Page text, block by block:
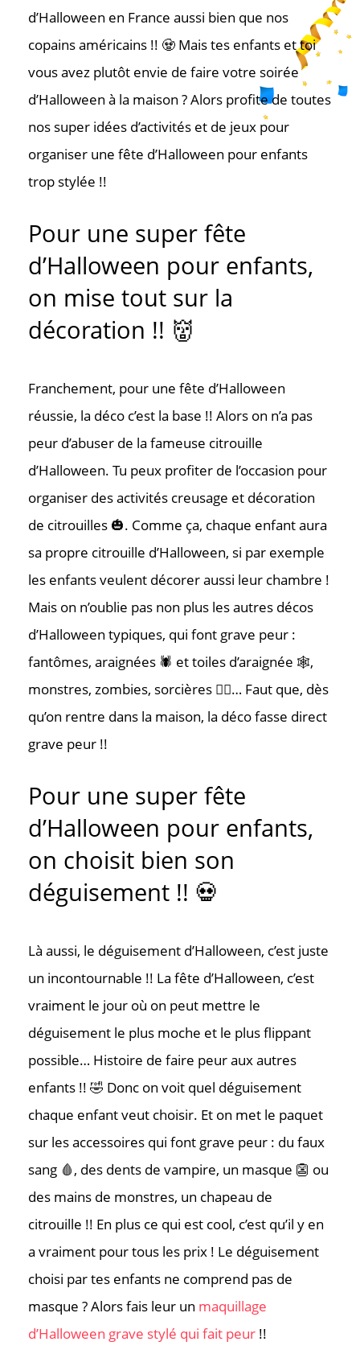
d’Halloween en France aussi bien que nos
copains américains !! 🧟 Mais tes enfants et toi
vous avez plutôt envie de faire votre soirée
d’Halloween à la maison ? Alors profite de toutes
nos super idées d’activités et de jeux pour
organiser une fête d’Halloween pour enfants
trop stylée !!
Pour une super fête
d’Halloween pour enfants,
on mise tout sur la
décoration !! 👹
Franchement, pour une fête d’Halloween
réussie, la déco c’est la base !! Alors on n’a pas
peur d’abuser de la fameuse citrouille
d’Halloween. Tu peux profiter de l’occasion pour
organiser des activités creusage et décoration
de citrouilles 🎃. Comme ça, chaque enfant aura
sa propre citrouille d’Halloween, si par exemple
les enfants veulent décorer aussi leur chambre !
Mais on n’oublie pas non plus les autres décos
d’Halloween typiques, qui font grave peur :
fantômes, araignées 🕷️ et toiles d’araignée 🕸️,
monstres, zombies, sorcières 🧙‍♀️… Faut que, dès
qu’on rentre dans la maison, la déco fasse direct
grave peur !!
Pour une super fête
d’Halloween pour enfants,
on choisit bien son
déguisement !! 💀
Là aussi, le déguisement d’Halloween, c’est juste
un incontournable !! La fête d’Halloween, c’est
vraiment le jour où on peut mettre le
déguisement le plus moche et le plus flippant
possible… Histoire de faire peur aux autres
enfants !! 🤣 Donc on voit quel déguisement
chaque enfant veut choisir. Et on met le paquet
sur les accessoires qui font grave peur : du faux
sang 🩸, des dents de vampire, un masque 👺 ou
des mains de monstres, un chapeau de
citrouille !! En plus ce qui est cool, c’est qu’il y en
a vraiment pour tous les prix ! Le déguisement
choisi par tes enfants ne comprend pas de
masque ? Alors fais leur un maquillage
d’Halloween grave stylé qui fait peur !!